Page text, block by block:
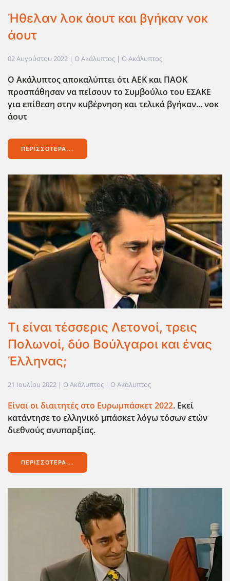
Ήθελαν λοκ άουτ και βγήκαν νοκ
άουτ
02 Αυγούστου 2022 | Ο Ακάλυπτος | Ο Ακάλυπτος
Ο Ακάλυπτος αποκαλύπτει ότι ΑΕΚ και ΠΑΟΚ
προσπάθησαν να πείσουν το Συμβούλιο του ΕΣΑΚΕ
για επίθεση στην κυβέρνηση και τελικά βγήκαν... νοκ
άουτ
ΠΕΡΙΣΣΌΤΕΡΑ...
Τι είναι τέσσερις Λετονοί, τρεις
Πολωνοί, δύο Βούλγαροι και ένας
Έλληνας;
21 Ιουλίου 2022 | Ο Ακάλυπτος | Ο Ακάλυπτος
Είναι οι διαιτητές στο Ευρωμπάσκετ 2022. Εκεί
κατάντησε το ελληνικό μπάσκετ λόγω τόσων ετών
διεθνούς ανυπαρξίας.
ΠΕΡΙΣΣΌΤΕΡΑ...